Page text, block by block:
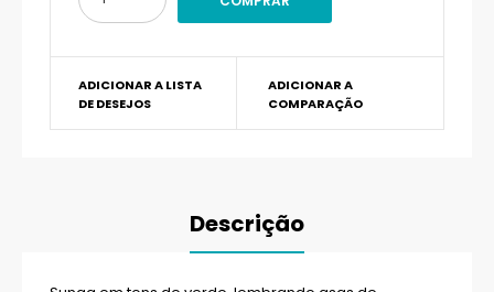
ADICIONAR A LISTA
DE DESEJOS
ADICIONAR A
COMPARAÇÃO
Descrição